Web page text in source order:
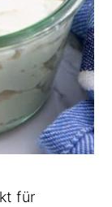
für